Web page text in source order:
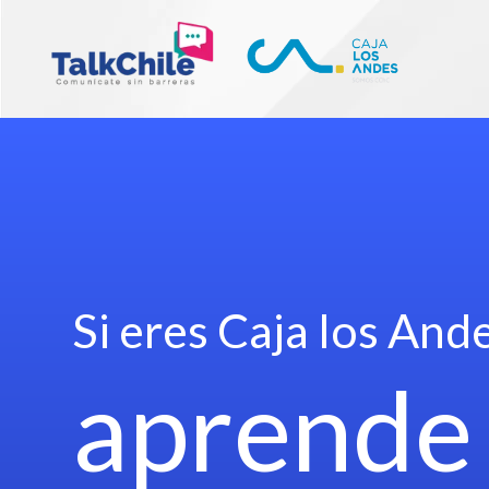
Si eres Caja los
aprende